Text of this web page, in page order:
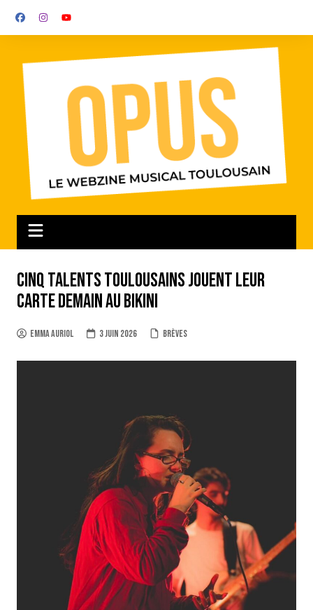
Cinq talents toulousains jouent leur
carte demain au Bikini
Emma Auriol 3 juin 2026 Brèves